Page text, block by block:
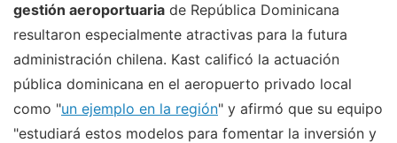
gestión aeroportuaria de República Dominicana
resultaron especialmente atractivas para la futura
administración chilena. Kast calificó la actuación
pública dominicana en el aeropuerto privado local
como "un ejemplo en la región" y afirmó que su equipo
"estudiará estos modelos para fomentar la inversión y